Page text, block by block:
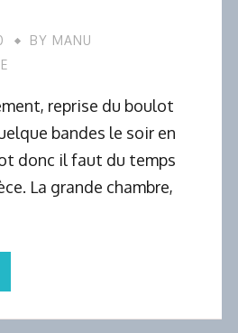
BY MANU
reprise du boulot
bandes le soir en
donc il faut du temps
La grande chambre,